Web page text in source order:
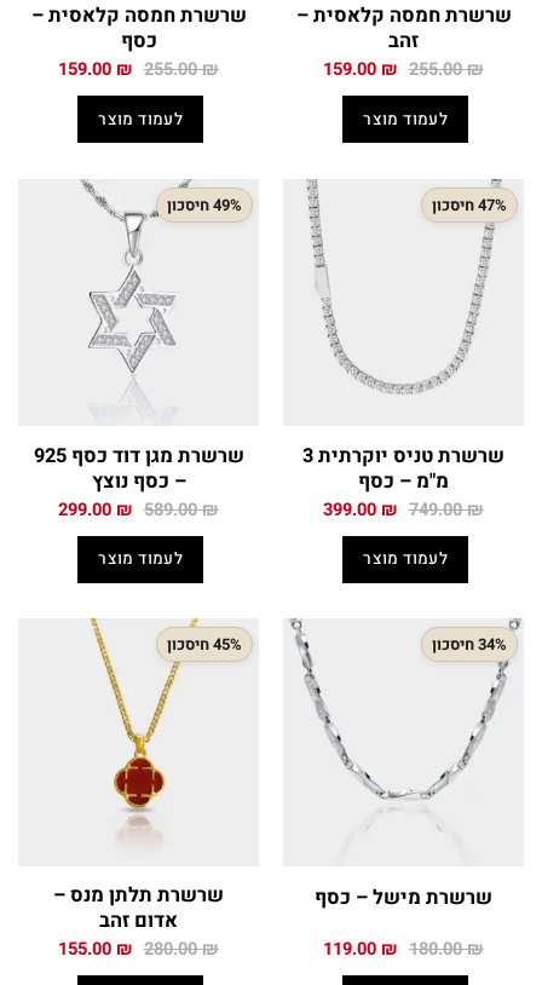
שרשרת חמסה קלאסית –
זהב
255.00₪ המחיר
255.00 ₪.
159.00 ₪ המחיר
לעמוד מוצר
שרשרת חמסה קלאסית –
כסף
255.00₪ המחיר
255.00 ₪.
159.00 ₪ המחיר
לעמוד מוצר
47% חיסכון
שרשרת טניס יוקרתית 3
מ"מ – כסף
749.00₪ המחיר
749.00 ₪.
399.00 ₪ המחיר
לעמוד מוצר
49% חיסכון
שרשרת מגן דוד כסף 925
– כסף נוצץ
589.00₪ המחיר
589.00 ₪.
299.00 ₪ המחיר
לעמוד מוצר
34% חיסכון
שרשרת מישל – כסף
180.00₪ המחיר
119.00 ₪ המחיר
45% חיסכון
שרשרת תלתן מנס –
אדום זהב
280.00₪ המחיר
155.00 ₪ המחיר